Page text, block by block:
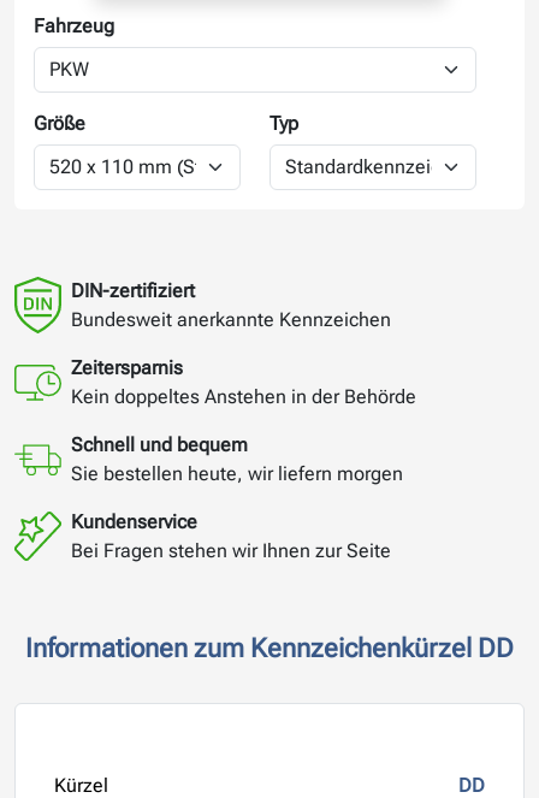
Fahrzeug
Größe Typ
DIN-zertifiziert
Bundesweit anerkannte Kennzeichen
Zeitersparnis
Kein doppeltes Anstehen in der Behörde
Schnell und bequem
Sie bestellen heute, wir liefern morgen
Kundenservice
Bei Fragen stehen wir Ihnen zur Seite
Informationen zum Kennzeichenkürzel DD
Kürzel DD